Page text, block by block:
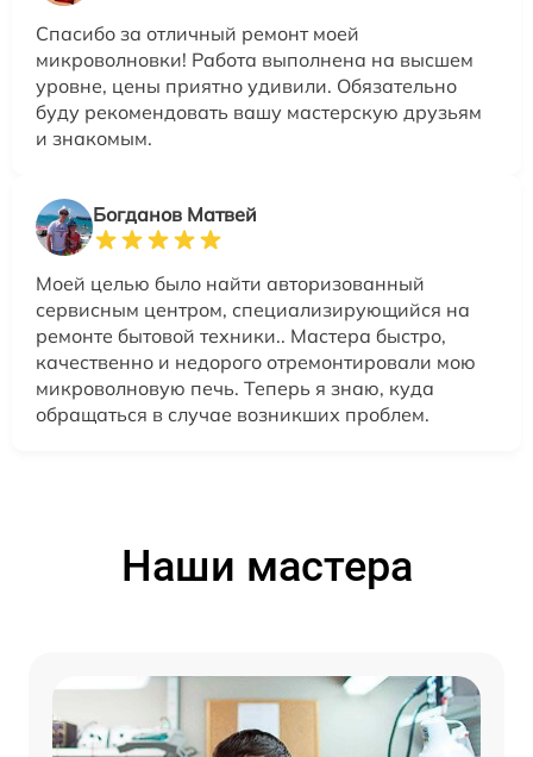
Спасибо за отличный ремонт моей
микроволновки! Работа выполнена на высшем
уровне, цены приятно удивили. Обязательно
буду рекомендовать вашу мастерскую друзьям
и знакомым.
Богданов Матвей
Моей целью было найти авторизованный
сервисным центром, специализирующийся на
ремонте бытовой техники.. Мастера быстро,
качественно и недорого отремонтировали мою
микроволновую печь. Теперь я знаю, куда
обращаться в случае возникших проблем.
Наши мастера